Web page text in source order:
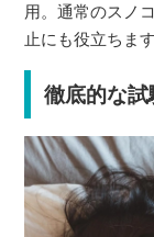
用。通常のスノ
止にも役立ちます
徹底的な